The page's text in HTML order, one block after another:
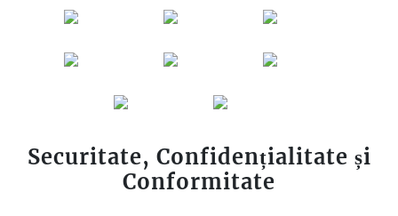
Securitate, Confidențialitate și
Conformitate